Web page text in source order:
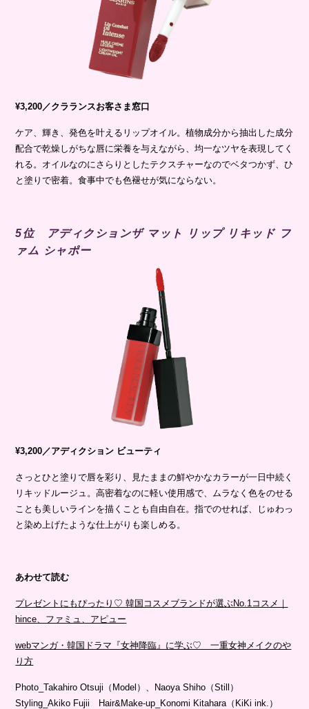
¥3,200／クラランスお客さま窓口
ケア、輝き、発色を叶えるリップオイル。植物成分から抽出した成分
配合で乾燥しがちな唇に栄養を与えながら、均一なツヤを表現してく
れる。オイルなのにさらりとしたテクスチャーなのでベタつかず、ひ
と塗りで密着。食事中でも色褪せが気にならない。
5位 アディクションザ マット リップ リキッド フ
ァム シャポー
¥3,200／アディクション ビューティ
さっとひと塗りで唇を彩り、見たままの鮮やかなカラーが一日中続く
リキッドルージュ。高密着なのに軽い使用感で、ムラなく色をのせる
ことも美しいラインを描くことも自由自在。指でのせれば、じゅわっ
と染め上げたような仕上がりも楽しめる。
あわせて読む
プレゼントにもぴったり♡ 韓国コスメブランドが選ぶNo.1コスメ｜
hince、ファミュ、アピュー
webマンガ・韓国ドラマ『女神降臨』に学ぶ♡ 一重女神メイクのや
り方
Photo_Takahiro Otsuji（Model）、Naoya Shiho（Still）
Styling_Akiko Fujii Hair&Make-up_Konomi Kitahara（KiKi ink.）